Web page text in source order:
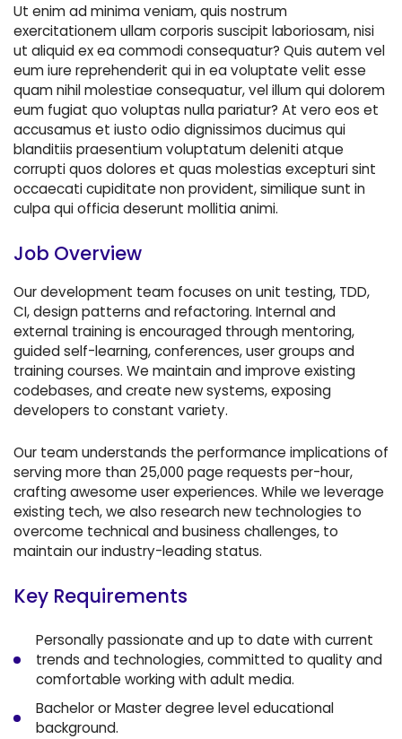
Ut enim ad minima veniam, quis nostrum
exercitationem ullam corporis suscipit laboriosam, nisi
ut aliquid ex ea commodi consequatur? Quis autem vel
eum iure reprehenderit qui in ea voluptate velit esse
quam nihil molestiae consequatur, vel illum qui dolorem
eum fugiat quo voluptas nulla pariatur? At vero eos et
accusamus et iusto odio dignissimos ducimus qui
blanditiis praesentium voluptatum deleniti atque
corrupti quos dolores et quas molestias excepturi sint
occaecati cupiditate non provident, similique sunt in
culpa qui officia deserunt mollitia animi.
Job Overview
Our development team focuses on unit testing, TDD,
CI, design patterns and refactoring. Internal and
external training is encouraged through mentoring,
guided self-learning, conferences, user groups and
training courses. We maintain and improve existing
codebases, and create new systems, exposing
developers to constant variety.
Our team understands the performance implications of
serving more than 25,000 page requests per-hour,
crafting awesome user experiences. While we leverage
existing tech, we also research new technologies to
overcome technical and business challenges, to
maintain our industry-leading status.
Key Requirements
Personally passionate and up to date with current
trends and technologies, committed to quality and
comfortable working with adult media.
Bachelor or Master degree level educational
background.